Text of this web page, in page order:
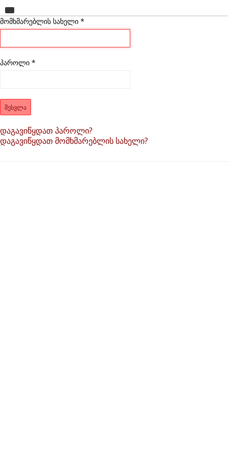
მთავარი
საგანმანათლებლო ერთეულები
კვლევა
კონტაქტი
მომხმარებლის სახელი *
პაროლი *
ᲨᲔᲡᲕᲚᲐ
დაგავიწყდათ პაროლი?
დაგავიწყდათ მომხმარებლის სახელი?